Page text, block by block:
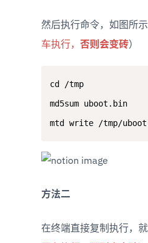
然后执行命令，如图所
车执行， 否则会变砖）
cd /tmp
md5sum uboot.bin
mtd write /tmp/
方法二
在终端直接复制执行，